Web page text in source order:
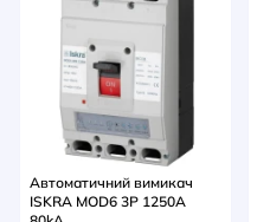
Автоматичний вимикач
ISKRA MOD6 3P 1250A